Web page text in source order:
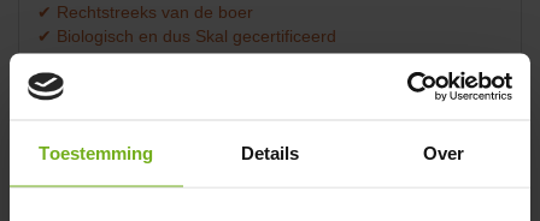
Toestemming Details Over
✔ Rechtstreeks van de boer
✔ Biologisch en dus Skal gecertificeerd
✔ Lees goed de bezorg info:biologisch vlees bezorgen
Omschrijving
Biologische
schouderkarbonade kopen